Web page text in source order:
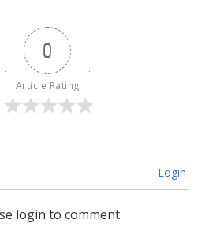
0
Article Rating
Login
login to comment